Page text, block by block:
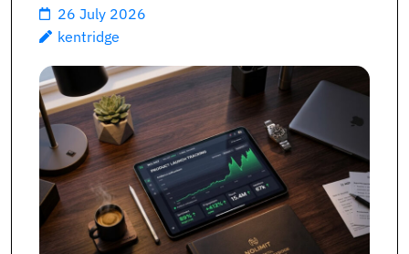
26 July 2026
kentridge